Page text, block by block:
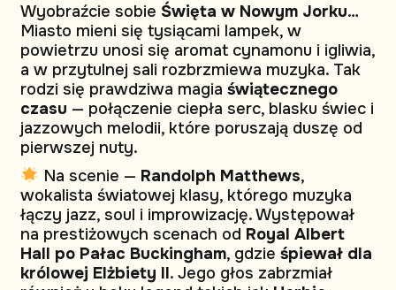
Wyobraźcie sobie Święta w Nowym Jorku…
Miasto mieni się tysiącami lampek, w
powietrzu unosi się aromat cynamonu i igliwia,
a w przytulnej sali rozbrzmiewa muzyka. Tak
rodzi się prawdziwa magia świątecznego
czasu — połączenie ciepła serc, blasku świec i
jazzowych melodii, które poruszają duszę od
pierwszej nuty.
Na scenie — Randolph Matthews,
wokalista światowej klasy, którego muzyka
łączy jazz, soul i improwizację. Występował
na prestiżowych scenach od Royal Albert
Hall po Pałac Buckingham, gdzie śpiewał dla
królowej Elżbiety II. Jego głos zabrzmiał